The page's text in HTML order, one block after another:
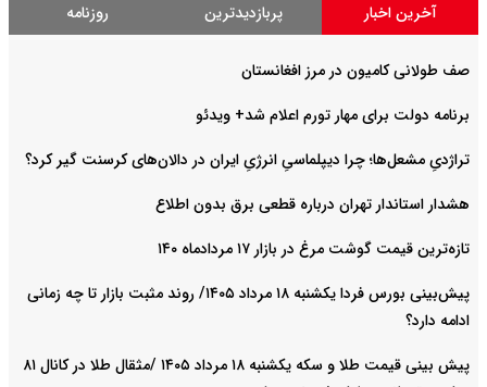
آخرین اخبار پربازدیدترین روزنامه
صف طولانی کامیون در مرز افغانستان
برنامه دولت برای مهار تورم اعلام شد+ ویدئو
تراژدیِ مشعل‌ها؛ چرا دیپلماسیِ انرژیِ ایران در دالان‌های کرسنت گیر کرد؟
هشدار استاندار تهران درباره قطعی برق بدون اطلاع
تازه‌ترین قیمت گوشت مرغ در بازار ۱۷ مردادماه ۱۴۰
پیش‌بینی بورس فردا یکشنبه ۱۸ مرداد ۱۴۰۵/ روند مثبت بازار تا چه زمانی
ادامه دارد؟
پیش‌ بینی قیمت طلا و سکه یکشنبه ۱۸ مرداد ۱۴۰۵ /مثقال طلا در کانال ۸۱